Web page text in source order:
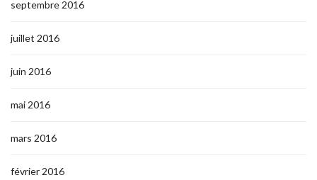
septembre 2016
juillet 2016
juin 2016
mai 2016
mars 2016
février 2016